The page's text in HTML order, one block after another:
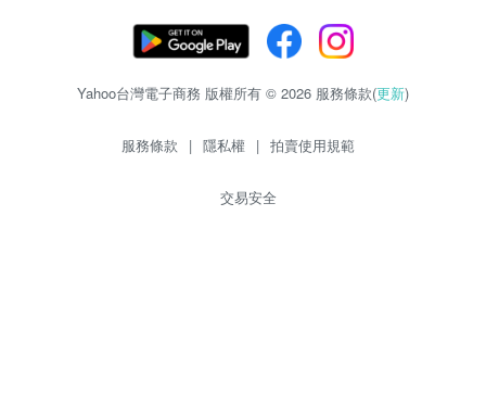
Yahoo台灣電子商務 版權所有 © 2026 服務條款(更新)
服務條款 | 隱私權 | 拍賣使用規範
交易安全